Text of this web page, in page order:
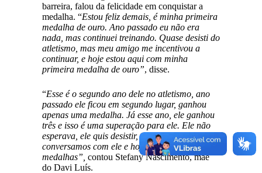
barreira, falou da felicidade em conquistar a
medalha. “Estou feliz demais, é minha primeira
medalha de ouro. Ano passado eu não era
nada, mas continuei treinando. Quase desisti do
atletismo, mas meu amigo me incentivou a
continuar, e hoje estou aqui com minha
primeira medalha de ouro”, disse.
“Esse é o segundo ano dele no atletismo, ano
passado ele ficou em segundo lugar, ganhou
apenas uma medalha. Já esse ano, ele ganhou
três e isso é uma superação para ele. Ele não
esperava, ele quis desistir, mas eu e os amigos
conversamos com ele e hoje está com três
medalhas”, contou Stefany Nascimento, mãe
do Davi Luís.